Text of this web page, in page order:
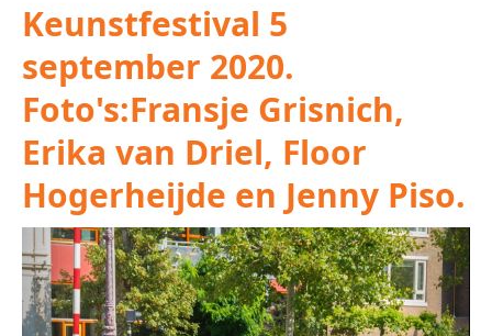
Keunstfestival 5
september 2020.
Foto's:Fransje Grisnich,
Erika van Driel, Floor
Hogerheijde en Jenny Piso.